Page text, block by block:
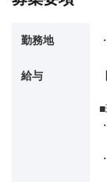
勤務地
給与
■